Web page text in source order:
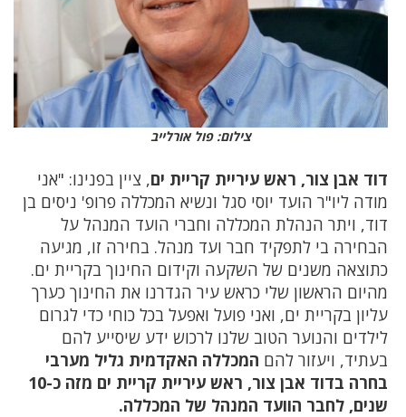
צילום: פול אורלייב
דוד אבן צור, ראש עיריית קריית ים, ציין בפנינו: "אני
מודה ליו"ר הועד יוסי סגל ונשיא המכללה פרופ' ניסים בן
דוד, ויתר הנהלת המכללה וחברי הועד המנהל על
הבחירה בי לתפקיד חבר ועד מנהל. בחירה זו, מגיעה
כתוצאה משנים של השקעה וקידום החינוך בקריית ים.
מהיום הראשון שלי כראש עיר הגדרנו את החינוך כערך
עליון בקריית ים, ואני פועל ואפעל בכל כוחי כדי לגרום
לילדים והנוער הטוב שלנו לרכוש ידע שיסייע להם
בעתיד, ויעזור להם המכללה האקדמית גליל מערבי
בחרה בדוד אבן צור, ראש עיריית קריית ים מזה כ-10
שנים, לחבר הוועד המנהל של המכללה.